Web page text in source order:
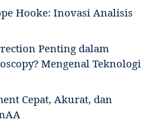
Hooke: Inovasi Analisis
Penting dalam
Mengenal Teknologi
Cepat, Akurat, dan